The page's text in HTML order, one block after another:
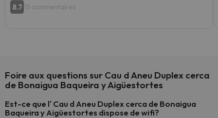
8.7 15 commentaires
Foire aux questions sur Cau d Aneu Duplex cerca
de Bonaigua Baqueira y Aigüestortes
Est-ce que l' Cau d Aneu Duplex cerca de Bonaigua
Baqueira y Aigüestortes dispose de wifi?